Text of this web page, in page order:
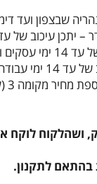
שבצפון ועד
וכן תחול תוספת משלוח של
של 199 ₪
של 100 ₪
לוקח
בהתאם לתקנון.